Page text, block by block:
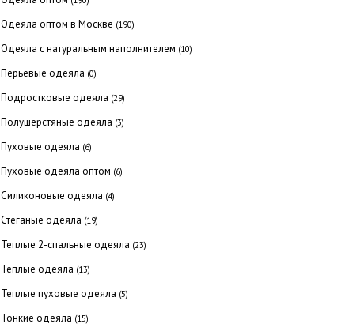
Одеяла оптом в Москве (190)
Одеяла с натуральным наполнителем (10)
Перьевые одеяла (0)
Подростковые одеяла (29)
Полушерстяные одеяла (3)
Пуховые одеяла (6)
Пуховые одеяла оптом (6)
Силиконовые одеяла (4)
Стеганые одеяла (19)
Теплые 2-спальные одеяла (23)
Теплые одеяла (13)
Теплые пуховые одеяла (5)
Тонкие одеяла (15)